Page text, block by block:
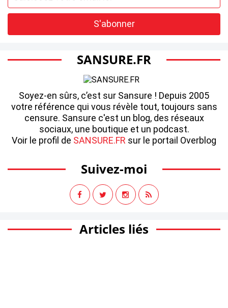
SANSURE.FR
Soyez-en sûrs, c’est sur Sansure ! Depuis 2005
votre référence qui vous révèle tout, toujours sans
censure. Sansure c'est un blog, des réseaux
sociaux, une boutique et un podcast.
Voir le profil de SANSURE.FR sur le portail Overblog
Suivez-moi
Articles liés